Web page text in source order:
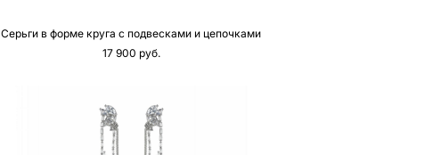
Серьги в форме круга с подвесками и цепочками
17 900 pуб.